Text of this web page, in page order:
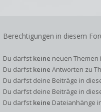
Berechtigungen in diesem
Du darfst keine neuen Themen
Du darfst keine Antworten zu
Du darfst deine Beiträge in
Du darfst deine Beiträge in
Du darfst keine Dateianhänge